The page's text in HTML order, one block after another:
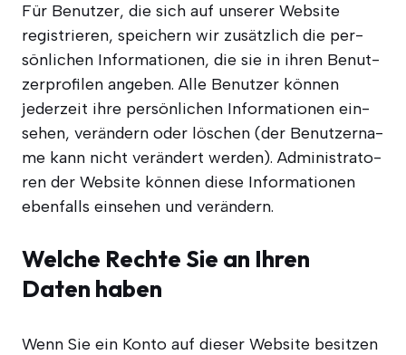
Für Benut­zer, die sich auf unse­rer Web­site
regis­trie­ren, spei­chern wir zusätz­lich die per­
sön­li­chen Infor­ma­tio­nen, die sie in ihren Benut­
zer­pro­fi­len ange­ben. Alle Benut­zer kön­nen
jeder­zeit ihre per­sön­li­chen Infor­ma­tio­nen ein­
se­hen, ver­än­dern oder löschen (der Benut­zer­na­
me kann nicht ver­än­dert wer­den). Admi­nis­tra­to­
ren der Web­site kön­nen die­se Infor­ma­tio­nen
eben­falls ein­se­hen und verändern.
Welche Rechte Sie an Ihren
Daten haben
Wenn Sie ein Kon­to auf die­ser Web­site besit­zen